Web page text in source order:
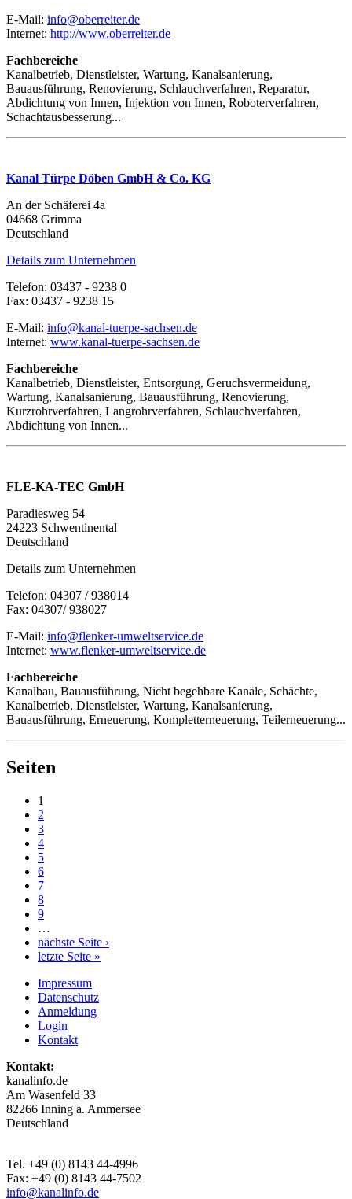
E-Mail: info@oberreiter.de
Internet: http://www.oberreiter.de
Fachbereiche
Kanalbetrieb, Dienstleister, Wartung, Kanalsanierung,
Bauausführung, Renovierung, Schlauchverfahren, Reparatur,
Abdichtung von Innen, Injektion von Innen, Roboterverfahren,
Schachtausbesserung...
Kanal Türpe Döben GmbH & Co. KG
An der Schäferei 4a
04668 Grimma
Deutschland
Details zum Unternehmen
Telefon: 03437 - 9238 0
Fax: 03437 - 9238 15
E-Mail: info@kanal-tuerpe-sachsen.de
Internet: www.kanal-tuerpe-sachsen.de
Fachbereiche
Kanalbetrieb, Dienstleister, Entsorgung, Geruchsvermeidung,
Wartung, Kanalsanierung, Bauausführung, Renovierung,
Kurzrohrverfahren, Langrohrverfahren, Schlauchverfahren,
Abdichtung von Innen...
FLE-KA-TEC GmbH
Paradiesweg 54
24223 Schwentinental
Deutschland
Details zum Unternehmen
Telefon: 04307 / 938014
Fax: 04307/ 938027
E-Mail: info@flenker-umweltservice.de
Internet: www.flenker-umweltservice.de
Fachbereiche
Kanalbau, Bauausführung, Nicht begehbare Kanäle, Schächte,
Kanalbetrieb, Dienstleister, Wartung, Kanalsanierung,
Bauausführung, Erneuerung, Kompletterneuerung, Teilerneuerung...
Seiten
1
2
3
4
5
6
7
8
9
…
nächste Seite ›
letzte Seite »
Impressum
Datenschutz
Anmeldung
Login
Kontakt
Kontakt:
kanalinfo.de
Am Wasenfeld 33
82266 Inning a. Ammersee
Deutschland
Tel. +49 (0) 8143 44-4996
Fax: +49 (0) 8143 44-7502
info@kanalinfo.de